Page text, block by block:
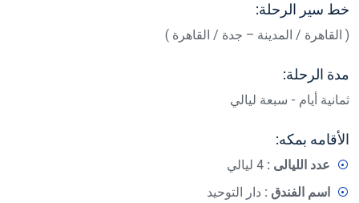
خط سير الرحلة:
( القاهرة / المدينة – جدة / القاهرة )
مدة الرحلة:
ثمانية أيام - سبعة ليالي
الأقامه بمكه:
عدد الليالى : 4 ليالي
اسم الفندق : دار التوحيد